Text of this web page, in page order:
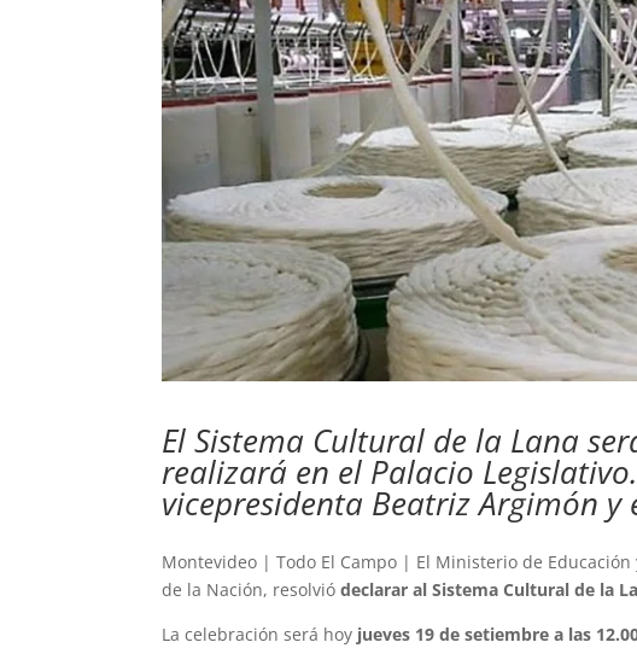
El Sistema Cultural de la Lana
realizará en el Palacio
vicepresidenta Beatriz Argimón y
Montevideo | Todo El Campo | El Ministerio de
de la Nación, resolviódeclarar al Sistema Cultural de la
La celebración será hoy jueves 19 de setiembre a las